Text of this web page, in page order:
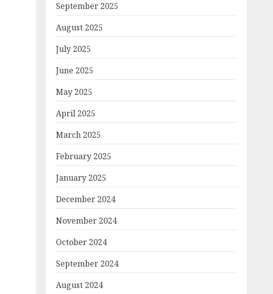
September 2025
August 2025
July 2025
June 2025
May 2025
April 2025
March 2025
February 2025
January 2025
December 2024
November 2024
October 2024
September 2024
August 2024